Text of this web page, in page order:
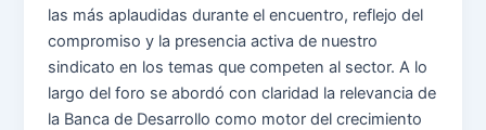
las más aplaudidas durante el encuentro, reflejo del
compromiso y la presencia activa de nuestro
sindicato en los temas que competen al sector. A lo
largo del foro se abordó con claridad la relevancia de
la Banca de Desarrollo como motor del crecimiento